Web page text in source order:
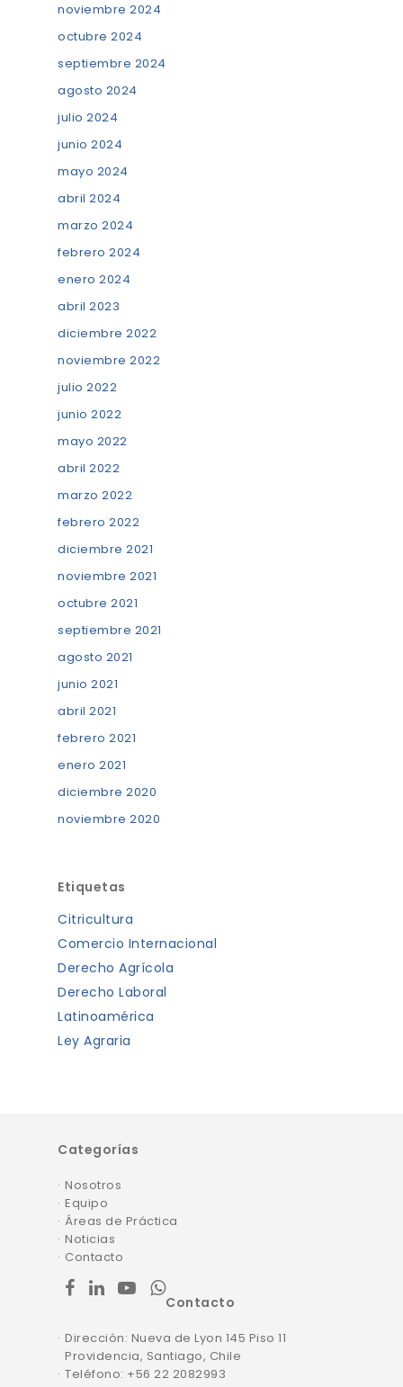
noviembre 2024
octubre 2024
septiembre 2024
agosto 2024
julio 2024
junio 2024
mayo 2024
abril 2024
marzo 2024
febrero 2024
enero 2024
abril 2023
diciembre 2022
noviembre 2022
julio 2022
junio 2022
mayo 2022
abril 2022
marzo 2022
febrero 2022
diciembre 2021
noviembre 2021
octubre 2021
septiembre 2021
agosto 2021
junio 2021
abril 2021
febrero 2021
enero 2021
diciembre 2020
noviembre 2020
Etiquetas
Citricultura
Comercio Internacional
Derecho Agrícola
Derecho Laboral
Latinoamérica
Ley Agraria
Categorías
Nosotros
Equipo
Áreas de Práctica
Noticias
Contacto
facebook
linkedinyoutubewhatsapp
Contacto
Dirección: Nueva de Lyon 145 Piso 11
Providencia, Santiago, Chile
Teléfono: +56 22 2082993